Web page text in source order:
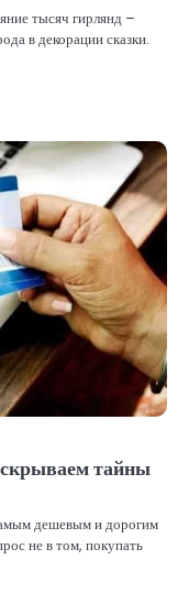
тысяч гирлянд –
в декорации сказки.
тайны
дешевым и дорогим
не в том, покупать